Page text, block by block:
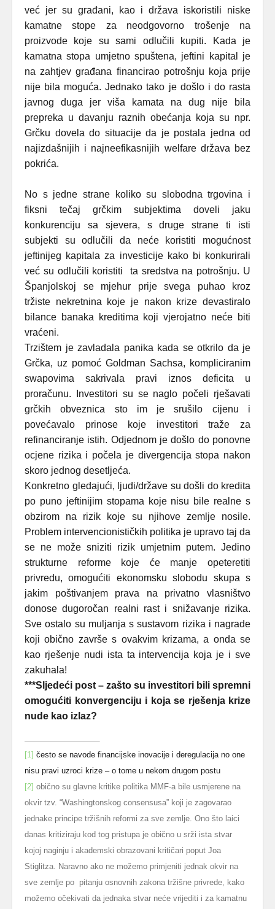
već jer su građani, kao i država iskoristili niske
kamatne stope za neodgovorno trošenje na
proizvode koje su sami odlučili kupiti. Kada je
kamatna stopa umjetno spuštena, jeftini kapital je
na zahtjev građana financirao potrošnju koja prije
nije bila moguća. Jednako tako je došlo i do rasta
javnog duga jer viša kamata na dug nije bila
prepreka u davanju raznih obećanja koja su npr.
Grčku dovela do situacije da je postala jedna od
najizdašnijih i najneefikasnijih welfare država bez
pokrića.
No s jedne strane koliko su slobodna trgovina i
fiksni tečaj grčkim subjektima doveli jaku
konkurenciju sa sjevera, s druge strane ti isti
subjekti su odlučili da neće koristiti mogućnost
jeftinijeg kapitala za investicije kako bi konkurirali
već su odlučili koristiti ta sredstva na potrošnju. U
Španjolskoj se mjehur prije svega puhao kroz
tržiste nekretnina koje je nakon krize devastiralo
bilance banaka kreditima koji vjerojatno neće biti
vraćeni.
Trzištem je zavladala panika kada se otkrilo da je
Grčka, uz pomoć Goldman Sachsa, kompliciranim
swapovima sakrivala pravi iznos deficita u
proračunu. Investitori su se naglo počeli rješavati
grčkih obveznica sto im je srušilo cijenu i
povećavalo prinose koje investitori traže za
refinanciranje istih. Odjednom je došlo do ponovne
ocjene rizika i počela je divergencija stopa nakon
skoro jednog desetljeća.
Konkretno gledajući, ljudi/države su došli do kredita
po puno jeftinijim stopama koje nisu bile realne s
obzirom na rizik koje su njihove zemlje nosile.
Problem intervencionističkih politika je upravo taj da
se ne može sniziti rizik umjetnim putem. Jedino
strukturne reforme koje će manje opeteretiti
privredu, omogućiti ekonomsku slobodu skupa s
jakim poštivanjem prava na privatno vlasništvo
donose dugoročan realni rast i snižavanje rizika.
Sve ostalo su muljanja s sustavom rizika i nagrade
koji obično završe s ovakvim krizama, a onda se
kao rješenje nudi ista ta intervencija koja je i sve
zakuhala!
***Sljedeći post – zašto su investitori bili spremni
omogućiti konvergenciju i koja se rješenja krize
nude kao izlaz?
[1] često se navode financijske inovacije i deregulacija no one
nisu pravi uzroci krize – o tome u nekom drugom postu
[2] obično su glavne kritike politika MMF-a bile usmjerene na
okvir tzv. “Washingtonskog consensusa” koji je zagovarao
jednake principe tržišnih reformi za sve zemlje. Ono što laici
danas kritiziraju kod tog pristupa je obično u srži ista stvar
kojoj naginju i akademski obrazovani kritičari poput Joa
Stiglitza. Naravno ako ne možemo primjeniti jednak okvir na
sve zemlje po pitanju osnovnih zakona tržišne privrede, kako
možemo očekivati da jednaka stvar neće vrijediti i za kamatnu